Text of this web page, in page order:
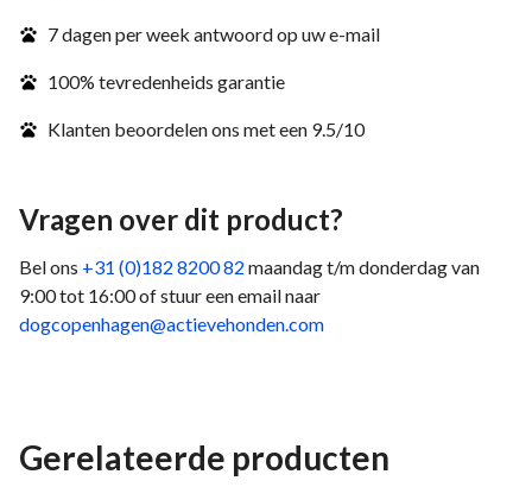
7 dagen per week antwoord op uw e-mail
100% tevredenheids garantie
Klanten beoordelen ons met een 9.5/10
Vragen over dit product?
Bel ons +31 (0)182 8200 82 maandag t/m donderdag van
9:00 tot 16:00 of stuur een email naar
dogcopenhagen@actievehonden.com
Gerelateerde producten